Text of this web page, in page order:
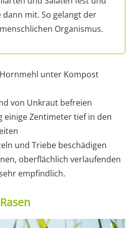
dann mit. So gelangt der
Organismus.
unter Kompost
von Unkraut befreien
einige Zentimeter tief in den
und Triebe beschädigen
oberflächlich verlaufenden
empfindlich.